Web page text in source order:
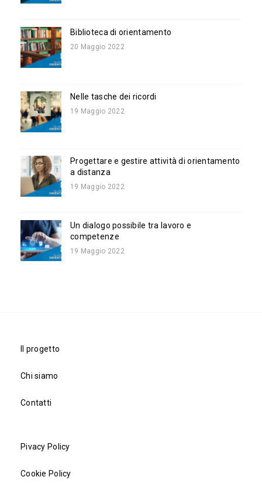
Biblioteca di orientamento
20 Maggio 2022
Nelle tasche dei ricordi
19 Maggio 2022
Progettare e gestire attività di orientamento
a distanza
19 Maggio 2022
Un dialogo possibile tra lavoro e
competenze
19 Maggio 2022
Il progetto
Chi siamo
Contatti
Pivacy Policy
Cookie Policy